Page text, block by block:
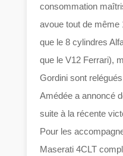
consommation
avoue tout de même
que le 8 cylindres
que le V12 Ferrari),
Gordini sont
Amédée a annoncé
suite à la récente
Pour les
Maserati 4CLT